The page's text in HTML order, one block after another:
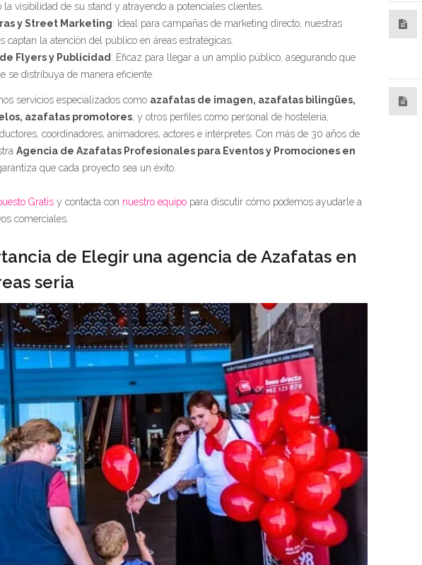
la visibilidad de su stand y atrayendo a potenciales clientes.
y Street Marketing: Ideal para campañas de marketing directo, nuestras
captan la atención del público en áreas estratégicas.
Flyers y Publicidad : Eficaz para llegar a un amplio público, asegurando que
se distribuya de manera eficiente.
servicios especializados como azafatas de imagen, azafatas bilingües,
azafatas promotores , y otros perfiles como personal de hostelería,
coordinadores, animadores, actores e intérpretes. Con más de 30 años de
Agencia de Azafatas Profesionales para Eventos y Promociones en
que cada proyecto sea un éxito.
Gratis y contacta con nuestro equipo para discutir cómo podemos ayudarle a
comerciales.
de Elegir una agencia de Azafatas en
seria